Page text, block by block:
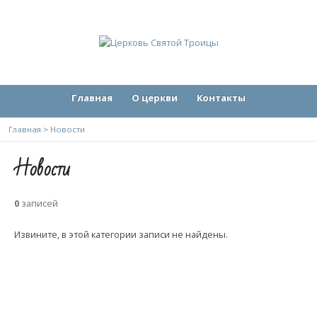
Главная О церкви Контакты
Главная > Новости
Новости
0 записей
Извините, в этой категории записи не найдены.